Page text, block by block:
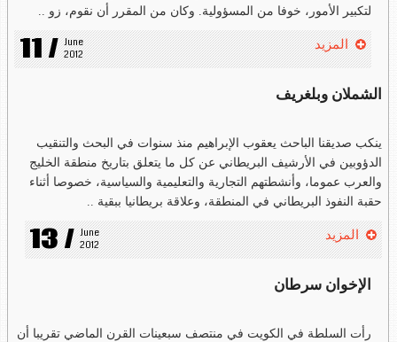
لتكبير الأمور، خوفا من المسؤولية. وكان من المقرر أن نقوم، زو ..
11 / June
2012
المزيد
الشملان وبلغريف
ينكب صديقنا الباحث يعقوب الإبراهيم منذ سنوات في البحث والتنقيب
الدؤوبين في الأرشيف البريطاني عن كل ما يتعلق بتاريخ منطقة الخليج
والعرب عموما، وأنشطتهم التجارية والتعليمية والسياسية، خصوصا أثناء
حقبة النفوذ البريطاني في المنطقة، وعلاقة بريطانيا ببقية ..
13 / June
2012
المزيد
الإخوان سرطان
رأت السلطة في الكويت في منتصف سبعينات القرن الماضي تقريبا أن